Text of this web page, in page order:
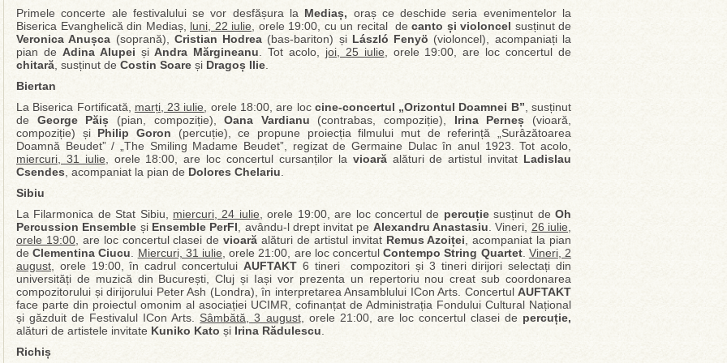
Primele concerte ale festivalului se vor desfășura la Mediaș, oraș ce deschide seria evenimentelor la
Biserica Evanghelică din Mediaș, luni, 22 iulie , orele 19:00, cu un recital de canto și violoncel susținut de
Veronica Anușca (soprană), Cristian Hodrea (bas-bariton) și László Fenyö (violoncel), acompaniați la
pian de Adina Alupei șiAndra Mărgineanu . Tot acolo, joi, 25 iulie, orele 19:00, are loc concertul de
chitară , susținut de Costin Soare și Dragoș Ilie
Biertan
La Biserica Fortificată, marți, 23 iulie , orele 18:00, are loc cine-concertul „Orizontul Doamnei B” , susținut
de George Păiș (pian, compoziție),Oana Vardianu (contrabas, compoziție), Irina Perneș (vioară,
compoziție) și Philip Goron (percuție), ce propune proiecția filmului mut de referință „Surâzătoarea
Doamnă Beudet” / „The Smiling Madame Beudet”, regizat de Germaine Dulac în anul 1923. Tot acolo,
miercuri, 31 iulie , orele 18:00, are loc concertul cursanților la vioară alături de artistul invitat Ladislau
Csendes , acompaniat la pian de Dolores Chelariu
Sibiu
La Filarmonica de Stat Sibiu, miercuri, 24 iulie, orele 19:00, are loc concertul de percuțiesusținut deOh
Percussion Ensemble și Ensemble PerFI , avându-l drept invitat pe Alexandru Anastasiu . Vineri, 26 iulie,
orele 19:00, are loc concertul clasei devioară alături de artistul invitat Remus Azoiței , acompaniat la pian
deClementina Ciucu Miercuri, 31 iulie , orele 21:00, are loc concertulContempo String Quartet. Vineri, 2
august , orele 19:00, în cadrul concertului AUFTAKT 6 tineri compozitori și 3 tineri dirijori selectați din
universități de muzică din București, Cluj și Iași vor prezenta un repertoriu nou creat sub coordonarea
compozitorului și dirijorului Peter Ash (Londra), în interpretarea Ansamblului ICon Arts. Concertul AUFTAKT
face parte din proiectul omonim al asociației UCIMR, cofinanțat de Administrația Fondului Cultural Național
și găzduit de Festivalul ICon Arts.Sâmbătă, 3 august, orele 21:00, are loc concertul clasei de percuție,
alături de artistele invitate Kuniko Kato și Irina Rădulescu
Richiș